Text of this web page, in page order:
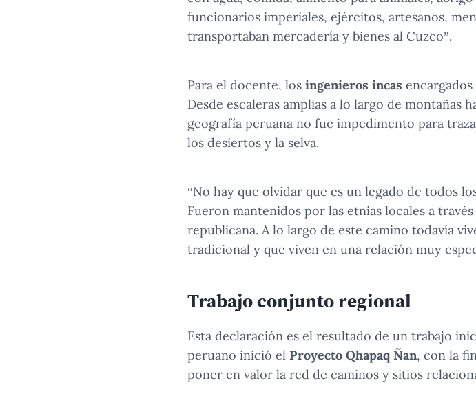
funcionarios imperiales, ejércitos, artesanos,
transportaban mercadería y bienes al Cuzco”.
Para el docente, los ingenieros incas
Desde escaleras amplias a lo largo de montañas
geografía peruana no fue impedimento para
los desiertos y la selva.
“No hay que olvidar que es un legado de todos
Fueron mantenidos por las etnias locales a
republicana. A lo largo de este camino todavía
tradicional y que viven en una relación muy
Trabajo conjunto regional
Esta declaración es el resultado de un trabajo
peruano inició el Proyecto Qhapaq Ñan, con la
poner en valor la red de caminos y sitios